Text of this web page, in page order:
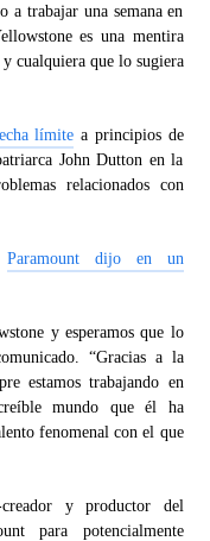
a trabajar una semana en
es una mentira
cualquiera que lo sugiera
límite a principios de
John Dutton en la
relacionados con
Paramount dijo en un
y esperamos que lo
“Gracias a la
estamos trabajando en
mundo que él ha
fenomenal con el que
y productor del
para potencialmente